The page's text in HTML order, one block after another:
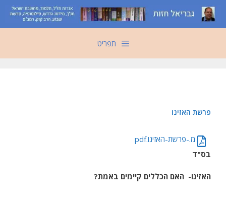
לדלג
לתוכן
תפריט
פרשת האזינו
מ.-פרשת-האזינו.pdf
בס"ד
האזינו- האם הכללים קיימים באמת?